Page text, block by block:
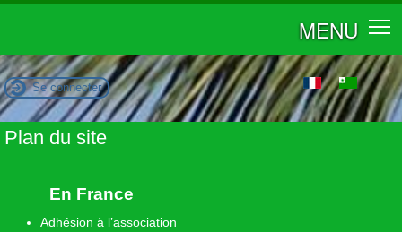
MENU
Se connecter
Plan du site
En France
Adhésion à l’association